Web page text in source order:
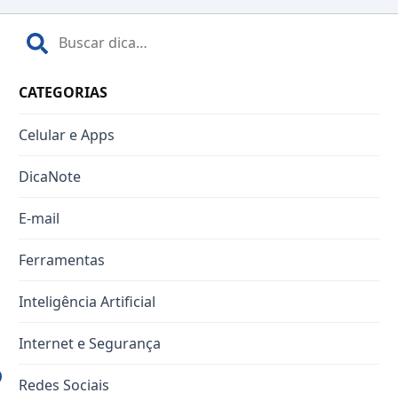
CATEGORIAS
Celular e Apps
DicaNote
E-mail
Ferramentas
Inteligência Artificial
Internet e Segurança
Redes Sociais